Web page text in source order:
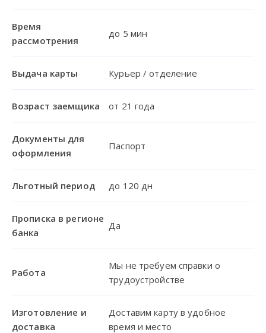
Время
рассмотрения
до 5 мин
Выдача карты Курьер / отделение
Возраст заемщика от 21 года
Документы для
оформления
Паспорт
Льготный период до 120 дн
Прописка в регионе
банка
Да
Работа
Мы не требуем справки о
трудоустройстве
Изготовление и
доставка
Доставим карту в удобное
время и место